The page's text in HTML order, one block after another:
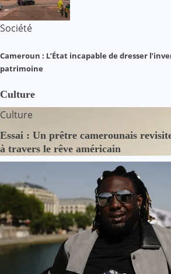
Société
Cameroun : L’État incapable de dresser
patrimoine
Culture
Culture
Essai : Un prêtre camerounais
à travers le rêve américain